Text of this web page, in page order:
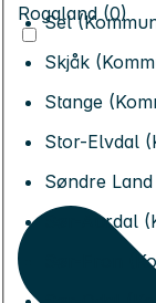
Sel
Skjåk
Stange
Stor-Elvdal
Søndre
Sør-Aurdal
Sør-Fron
Rogaland (0)